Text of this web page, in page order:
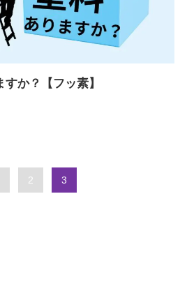
か？【フッ素】
2 3